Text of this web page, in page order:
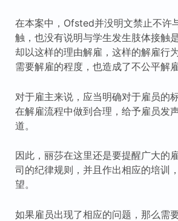
在本案中，Ofsted并没明文禁止不许
触，也没有说明与学生发生肢体接触
却以这样的理由解雇，这样的解雇行
需要解雇的程度，也造成了不公平解雇
对于雇主来说，应当明确对于雇员的
在解雇流程中做到合理，给予雇员发
道。
因此，丽莎在这里还是要提醒广大的
司的纪律规则，并且作出相应的培训
望。
如果雇员出现了相应的问题，那么需